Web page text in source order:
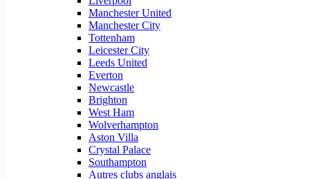
Manchester United
Manchester City
Tottenham
Leicester City
Leeds United
Everton
Newcastle
Brighton
West Ham
Wolverhampton
Aston Villa
Crystal Palace
Southampton
Autres clubs anglais